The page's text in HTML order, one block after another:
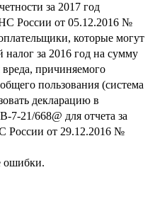
за 2017 год
России от 05.12.2016 №
которые могут
за 2016 год на сумму
причиняемого
пользования (система
декларацию в
21/668@ для отчета за
России от 29.12.2016 №
ошибки.